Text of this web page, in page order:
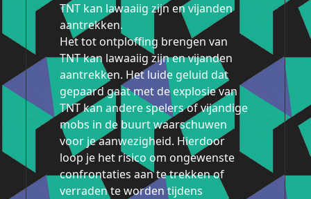
TNT kan lawaaiig zijn en vijanden
aantrekken.
Het tot ontploffing brengen van
TNT kan lawaaiig zijn en vijanden
aantrekken. Het luide geluid dat
gepaard gaat met de explosie van
TNT kan andere spelers of vijandige
mobs in de buurt waarschuwen
voor je aanwezigheid. Hierdoor
loop je het risico om ongewenste
confrontaties aan te trekken of
verraden te worden tijdens